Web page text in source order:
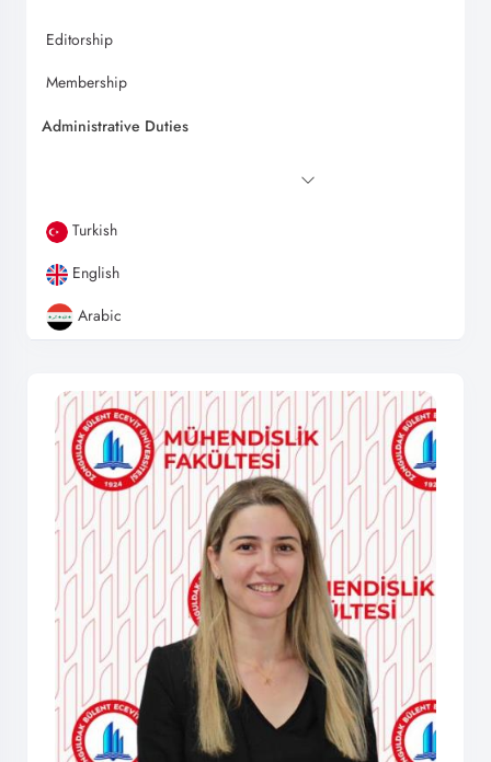
Editorship
Membership
Administrative Duties
Turkish
English
Arabic